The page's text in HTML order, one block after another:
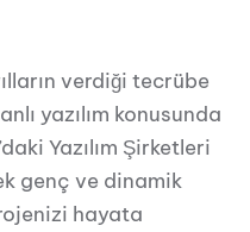
verdiği tecrübe
yazılım konusunda
Yazılım Şirketleri
genç ve dinamik
hayata